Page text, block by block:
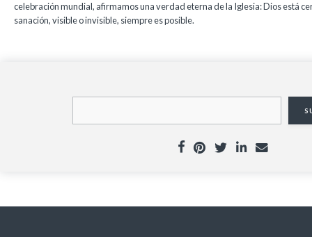
celebración mundial, afirmamos una verdad eterna de la Iglesia: Dios está
sanación, visible o invisible, siempre es posible.